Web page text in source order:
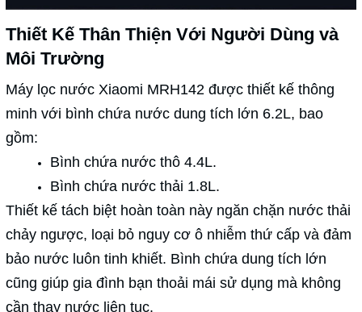
Thiết Kế Thân Thiện Với Người Dùng và
Môi Trường
Máy lọc nước Xiaomi MRH142 được thiết kế thông
minh với bình chứa nước dung tích lớn 6.2L, bao
gồm:
Bình chứa nước thô 4.4L.
Bình chứa nước thải 1.8L.
Thiết kế tách biệt hoàn toàn này ngăn chặn nước thải
chảy ngược, loại bỏ nguy cơ ô nhiễm thứ cấp và đảm
bảo nước luôn tinh khiết. Bình chứa dung tích lớn
cũng giúp gia đình bạn thoải mái sử dụng mà không
cần thay nước liên tục.